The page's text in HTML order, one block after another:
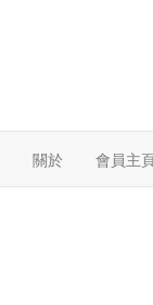
關於 會員主